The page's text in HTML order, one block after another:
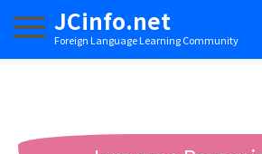
JCinfo.net
Foreign Language Learning Community
Toggle navigation